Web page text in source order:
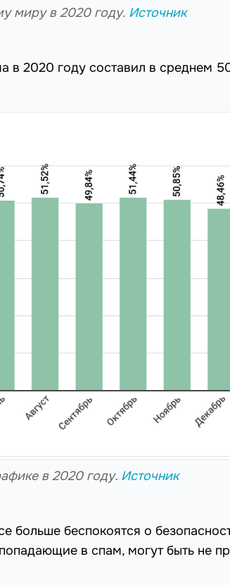
миру в 2020 году. Источник
в 2020 году составил в среднем
в 2020 году. Источник
больше беспокоятся о
в спам, могут быть не